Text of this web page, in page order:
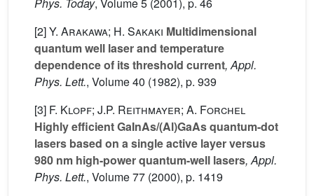
[2]Y. Arakawa; H. Sakaki Multidimensional
quantum well laser and temperature
dependence of its threshold current, Appl.
Phys. Lett., Volume 40 (1982), p. 939
[3] F. Klopf; J.P. Reithmayer; A. Forchel
Highly efficient GaInAs/(Al)GaAs quantum-dot
lasers based on a single active layer versus
980 nm high-power quantum-well lasers, Appl.
Phys. Lett., Volume 77 (2000), p. 1419